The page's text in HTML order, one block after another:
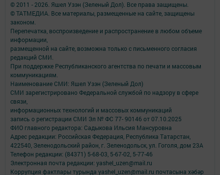
© 2011 - 2026. Яшел Узэн (Зеленый Дол). Все права защищены.
© ТАТМЕДИА. Все материалы, размещенные на сайте, защищены
законом.
Перепечатка, воспроизведение и распространение в любом объеме
информации,
размещенной на сайте, возможна только с письменного согласия
редакций СМИ.
При поддержке Республиканского агентства по печати и массовым
коммуникациям.
Наименование СМИ: Яшел Узэн (Зеленый Дол)
СМИ зарегистрировано Федеральной службой по надзору в сфере
связи,
информационных технологий и массовых коммуникаций
запись о регистрации СМИ Эл № ФС 77- 90146 от 07.10.2025
ФИО главного редактора: Садыкова Ильсия Мансуровна
Адрес редакции: Российская Федерация, Республика Татарстан,
422540, Зеленодольский район, г. Зеленодольск, ул. Гоголя, дом 23А
Телефон редакции: (84371) 5-68-03, 5-67-02, 5-77-46
Электронная почта редакции: yashel_uzen@mail.ru
Коррупция фактлары турында yashel_uzen@mail.ru почтасына хәбәр